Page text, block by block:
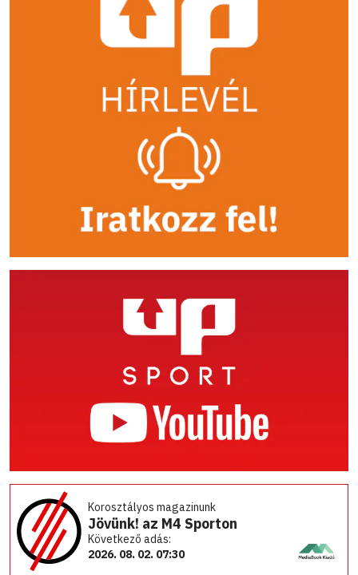
Korosztályos magazinunk
Jövünk! az M4 Sporton
Következő adás:
2026. 08. 02. 07:30